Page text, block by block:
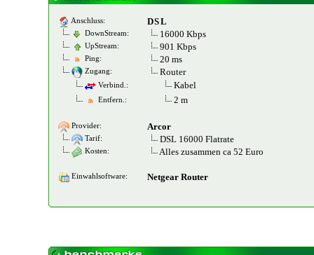
Anschluss: DSL
DownStream: 16000 Kbps
UpStream: 901 Kbps
Ping: 20 ms
Zugang: Router
Verbind.: Kabel
Entfern.: 2 m
Provider: Arcor
Tarif: DSL 16000 Flatrate
Kosten: Alles zusammen ca 52 Euro
Einwahlsoftware: Netgear Router